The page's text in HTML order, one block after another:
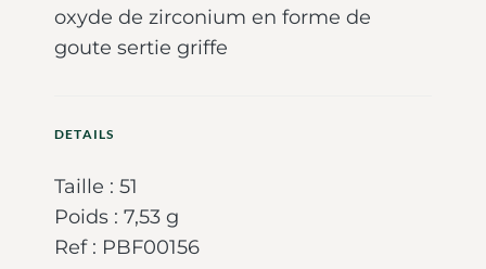
oxyde de zirconium en forme de
goute sertie griffe
DETAILS
Taille : 51
Poids : 7,53 g
Ref : PBF00156